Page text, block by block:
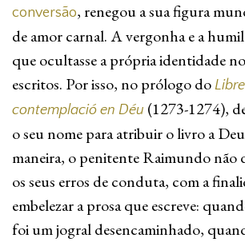
conversão, renegou a sua figura
de amor carnal. A vergonha e a
que ocultasse a própria identidade
escritos. Por isso, no prólogo do
contemplació en Déu (1273-1274),
o seu nome para atribuir o livro a
maneira, o penitente Raimundo não
os seus erros de conduta, com a
embelezar a prosa que escreve:
foi um jogral desencaminhado,